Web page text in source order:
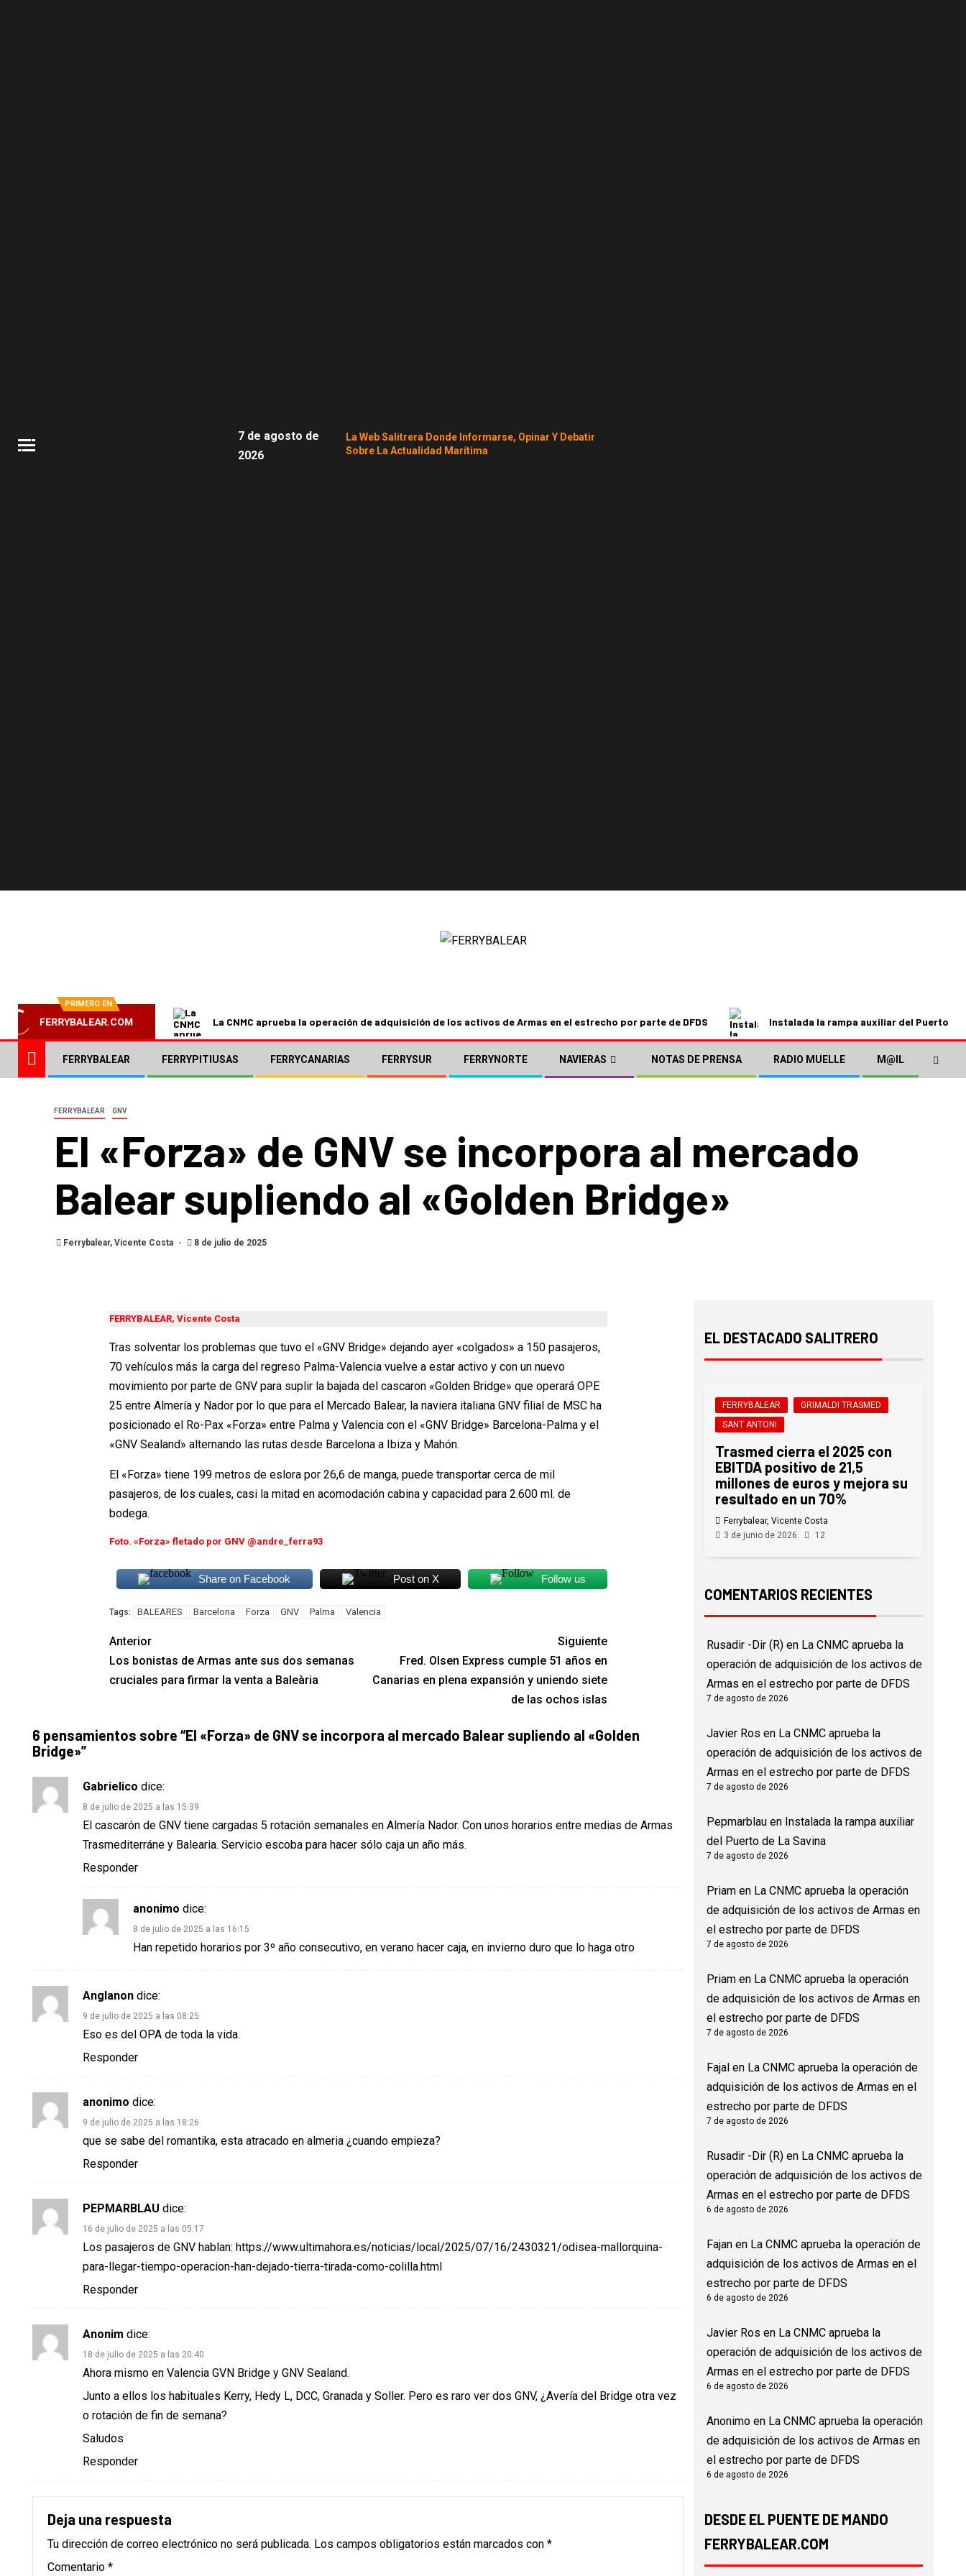
7 de agosto de
2026
La Web Salitrera Donde Informarse, Opinar Y Debatir
Sobre La Actualidad Marítima
PRIMERO EN
FERRYBALEAR.COM La CNMC aprueba la operación de adquisición de los activos de Armas en el estrecho por parte de DFDS Instalada la rampa auxiliar del Puerto de
FERRYBALEAR FERRYPITIUSAS FERRYCANARIAS FERRYSUR FERRYNORTE NAVIERAS NOTAS DE PRENSA RADIO MUELLE M@IL
FERRYBALEAR GNV
El «Forza» de GNV se incorpora al mercado
Balear supliendo al «Golden Bridge»
Ferrybalear, Vicente Costa 8 de julio de 2025
FERRYBALEAR, Vicente Costa
Tras solventar los problemas que tuvo el «GNV Bridge» dejando ayer «colgados» a 150 pasajeros,
70 vehículos más la carga del regreso Palma-Valencia vuelve a estar activo y con un nuevo
movimiento por parte de GNV para suplir la bajada del cascaron «Golden Bridge» que operará OPE
25 entre Almería y Nador por lo que para el Mercado Balear, la naviera italiana GNV filial de MSC ha
posicionado el Ro-Pax «Forza» entre Palma y Valencia con el «GNV Bridge» Barcelona-Palma y el
«GNV Sealand» alternando las rutas desde Barcelona a Ibiza y Mahón.
El «Forza» tiene 199 metros de eslora por 26,6 de manga, puede transportar cerca de mil
pasajeros, de los cuales, casi la mitad en acomodación cabina y capacidad para 2.600 ml. de
bodega.
Foto. «Forza» fletado por GNV @andre_ferra93
Share on Facebook Post on X Follow us
Tags: BALEARES Barcelona Forza GNV Palma Valencia
Anterior
Los bonistas de Armas ante sus dos semanas
cruciales para firmar la venta a Baleària
Siguiente
Fred. Olsen Express cumple 51 años en
Canarias en plena expansión y uniendo siete
de las ochos islas
6 pensamientos sobre “El «Forza» de GNV se incorpora al mercado Balear supliendo al «Golden
Bridge»”
Gabrielico dice:
8 de julio de 2025 a las 15:39
El cascarón de GNV tiene cargadas 5 rotación semanales en Almería Nador. Con unos horarios entre medias de Armas
Trasmediterráne y Balearia. Servicio escoba para hacer sólo caja un año más.
Responder
anonimo dice:
8 de julio de 2025 a las 16:15
Han repetido horarios por 3º año consecutivo, en verano hacer caja, en invierno duro que lo haga otro
Anglanon dice:
9 de julio de 2025 a las 08:25
Eso es del OPA de toda la vida.
Responder
anonimo dice:
9 de julio de 2025 a las 18:26
que se sabe del romantika, esta atracado en almeria ¿cuando empieza?
Responder
PEPMARBLAU dice:
16 de julio de 2025 a las 05:17
Los pasajeros de GNV hablan: https://www.ultimahora.es/noticias/local/2025/07/16/2430321/odisea-mallorquina-
para-llegar-tiempo-operacion-han-dejado-tierra-tirada-como-colilla.html
Responder
Anonim dice:
18 de julio de 2025 a las 20:40
Ahora mismo en Valencia GVN Bridge y GNV Sealand.
Junto a ellos los habituales Kerry, Hedy L, DCC, Granada y Soller. Pero es raro ver dos GNV, ¿Avería del Bridge otra vez
o rotación de fin de semana?
Saludos
Responder
Deja una respuesta
Tu dirección de correo electrónico no será publicada. Los campos obligatorios están marcados con *
Comentario *
EL DESTACADO SALITRERO
FERRYBALEAR
GRIMALDI TRASMED
SANT ANTONI
Trasmed cierra el 2025 con
EBITDA positivo de 21,5
millones de euros y mejora su
resultado en un 70%
Ferrybalear, Vicente Costa
3 de junio de 2026
12
COMENTARIOS RECIENTES
Rusadir -Dir (R)en La CNMC aprueba la
operación de adquisición de los activos de
Armas en el estrecho por parte de DFDS
7 de agosto de 2026
Javier Ros en La CNMC aprueba la
operación de adquisición de los activos de
Armas en el estrecho por parte de DFDS
7 de agosto de 2026
Pepmarblauen Instalada la rampa auxiliar
del Puerto de La Savina
7 de agosto de 2026
Priamen La CNMC aprueba la operación
de adquisición de los activos de Armas en
el estrecho por parte de DFDS
7 de agosto de 2026
Priamen La CNMC aprueba la operación
de adquisición de los activos de Armas en
el estrecho por parte de DFDS
7 de agosto de 2026
Fajalen La CNMC aprueba la operación de
adquisición de los activos de Armas en el
estrecho por parte de DFDS
7 de agosto de 2026
Rusadir -Dir (R)en La CNMC aprueba la
operación de adquisición de los activos de
Armas en el estrecho por parte de DFDS
6 de agosto de 2026
Fajanen La CNMC aprueba la operación de
adquisición de los activos de Armas en el
estrecho por parte de DFDS
6 de agosto de 2026
Javier Ros en La CNMC aprueba la
operación de adquisición de los activos de
Armas en el estrecho por parte de DFDS
6 de agosto de 2026
Anonimoen La CNMC aprueba la operación
de adquisición de los activos de Armas en
el estrecho por parte de DFDS
6 de agosto de 2026
DESDE EL PUENTE DE MANDO
FERRYBALEAR.COM